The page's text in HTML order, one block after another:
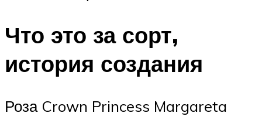
Что это за сорт,
история создания
Роза Crown Princess Margareta